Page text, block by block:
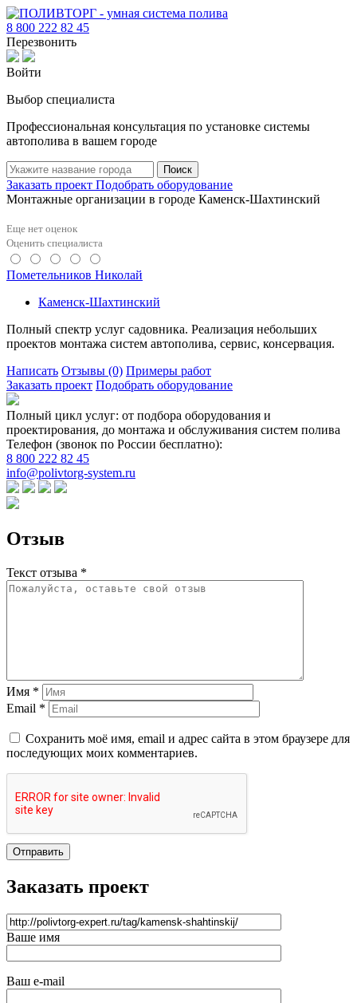
8 800 222 82 45
Перезвонить
Войти
Выбор специалиста
Профессиональная консультация по установке системы
автополива в вашем городе
Поиск
Заказать проект Подобрать оборудование
Монтажные организации в городе Каменск-Шахтинский
Еще нет оценок
Оценить специалиста
Пометельников Николай
Каменск-Шахтинский
Полный спектр услуг садовника. Реализация небольших
проектов монтажа систем автополива, сервис, консервация.
Написать Отзывы (0) Примеры работ
Заказать проект Подобрать оборудование
Полный цикл услуг: от подбора оборудования и
проектирования, до монтажа и обслуживания систем полива
Телефон (звонок по России бесплатно):
8 800 222 82 45
info@polivtorg-system.ru
Отзыв
Текст отзыва *
Имя *
Email *
Сохранить моё имя, email и адрес сайта в этом браузере для
последующих моих комментариев.
Отправить
Заказать проект
Ваше имя
Ваш e-mail